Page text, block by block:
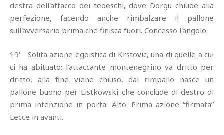
destra dell'attacco dei tedeschi, dove Dorgu chiude alla
perfezione, facendo anche rimbalzare il pallone
sull'avversario prima che finisca fuori. Concesso l'angolo.
19' - Solita azione egoistica di Krstovic, una di quelle a cui
ci ha abituato: l'attaccante montenegrino va dritto per
dritto, alla fine viene chiuso, dal rimpallo nasce un
pallone buono per Listkowski che conclude di destro di
prima intenzione in porta. Alto. Prima azione “firmata”
Lecce in avanti.